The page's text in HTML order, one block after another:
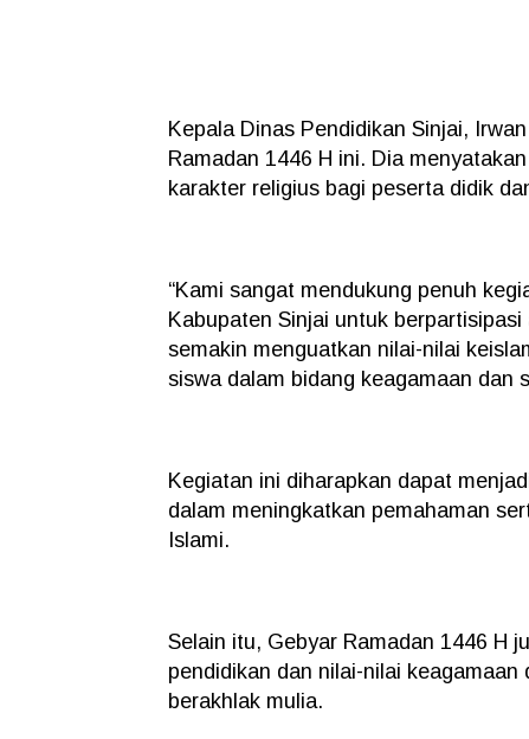
Kepala Dinas Pendidikan Sinjai,
Ramadan 1446 H ini. Dia
karakter religius bagi peserta didik
“Kami sangat mendukung penuh
Kabupaten Sinjai untuk
semakin menguatkan nilai-nilai
siswa dalam bidang keagamaan dan
Kegiatan ini diharapkan dapat
dalam meningkatkan pemahaman
Islami.
Selain itu, Gebyar Ramadan 1446 H
pendidikan dan nilai-nilai
berakhlak mulia.